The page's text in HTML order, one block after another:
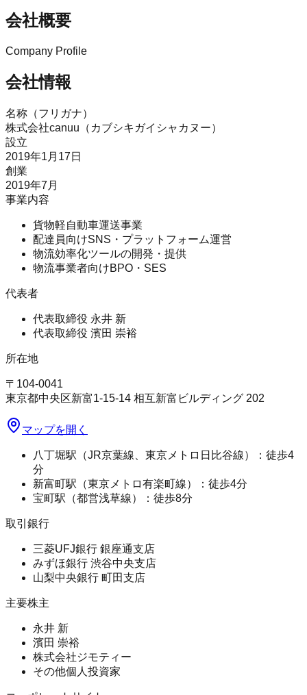
会社概要
Company Profile
会社情報
名称（フリガナ）
株式会社canuu（カブシキガイシャカヌー）
設立
2019年1月17日
創業
2019年7月
事業内容
貨物軽自動車運送事業
配達員向けSNS・プラットフォーム運営
物流効率化ツールの開発・提供
物流事業者向けBPO・SES
代表者
代表取締役 永井 新
代表取締役 濱田 崇裕
所在地
〒104-0041
東京都中央区新富1-15-14 相互新富ビルディング 202
マップを開く
八丁堀駅（JR京葉線、東京メトロ日比谷線）：徒歩4
分
新富町駅（東京メトロ有楽町線）：徒歩4分
宝町駅（都営浅草線）：徒歩8分
取引銀行
三菱UFJ銀行 銀座通支店
みずほ銀行 渋谷中央支店
山梨中央銀行 町田支店
主要株主
永井 新
濱田 崇裕
株式会社ジモティー
その他個人投資家